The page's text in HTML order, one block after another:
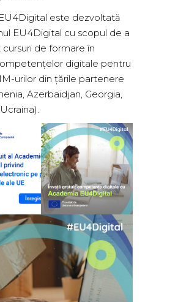
este dezvoltată
EU4Digital cu scopul de a
de formare în
digitale pentru
urilor din țările partenere
Azerbaidjan, Georgia,